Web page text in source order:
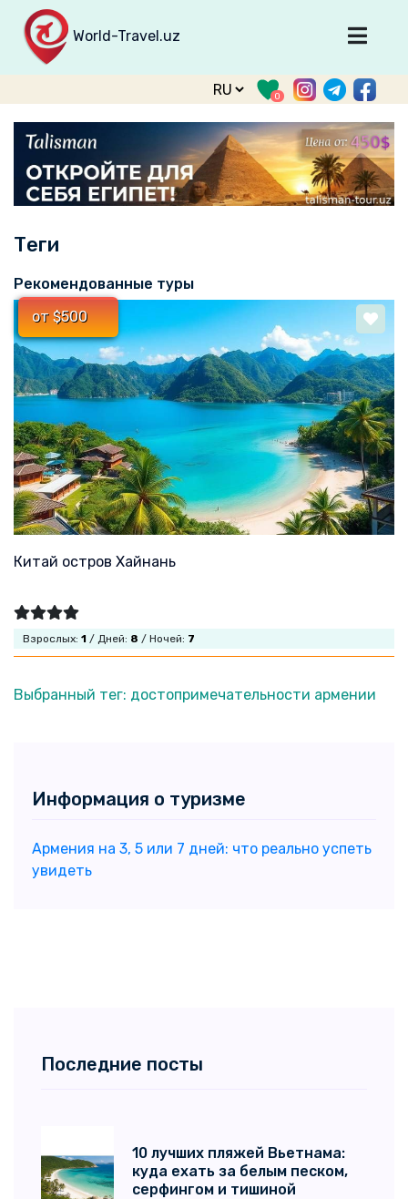
World-Travel.uz
Главная
Направления
Туры
Тур. фирмы
Войти
Зарегистрироваться
support@world-travel.uz
0
Теги
Рекомендованные туры
от $500
Китай остров Хайнань
Взрослых: 1 / Дней: 8 / Ночей: 7
Выбранный тег: достопримечательности армении
Информация о туризме
Армения на 3, 5 или 7 дней: что реально успеть
увидеть
Последние посты
10 лучших пляжей Вьетнама:
куда ехать за белым песком,
серфингом и тишиной